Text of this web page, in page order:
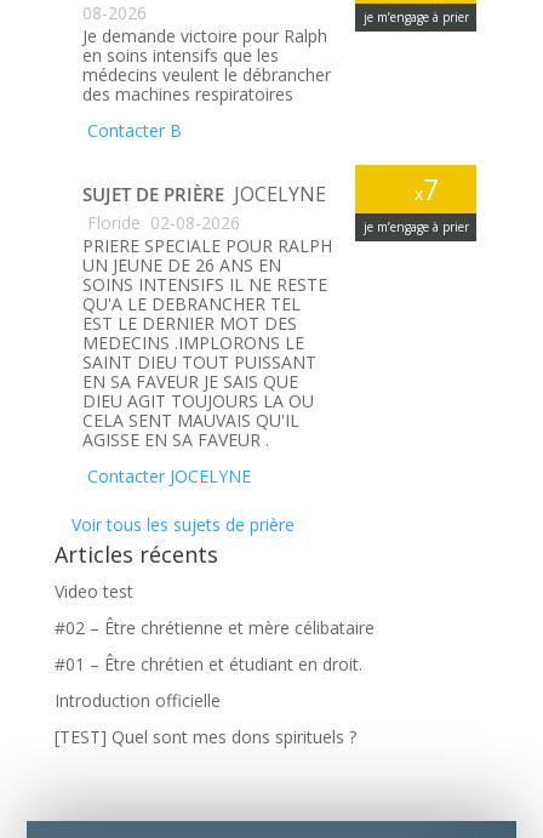
je m’engage à prier
08-2026
Je demande victoire pour Ralph
en soins intensifs que les
médecins veulent le débrancher
des machines respiratoires
Contacter B
x7
je m’engage à prier
SUJET DE PRIÈRE JOCELYNE
Floride 02-08-2026
PRIERE SPECIALE POUR RALPH
UN JEUNE DE 26 ANS EN
SOINS INTENSIFS IL NE RESTE
QU'A LE DEBRANCHER TEL
EST LE DERNIER MOT DES
MEDECINS .IMPLORONS LE
SAINT DIEU TOUT PUISSANT
EN SA FAVEUR JE SAIS QUE
DIEU AGIT TOUJOURS LA OU
CELA SENT MAUVAIS QU'IL
AGISSE EN SA FAVEUR .
Contacter JOCELYNE
Voir tous les sujets de prière
Articles récents
Video test
#02 – Être chrétienne et mère célibataire
#01 – Être chrétien et étudiant en droit.
Introduction officielle
[TEST] Quel sont mes dons spirituels ?